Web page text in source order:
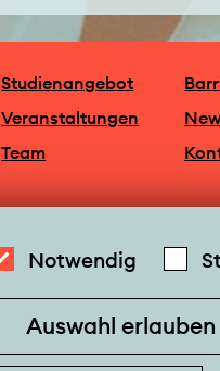
Studienangebot
Veranstaltungen
Team
Notwendig
Auswahl erlauben